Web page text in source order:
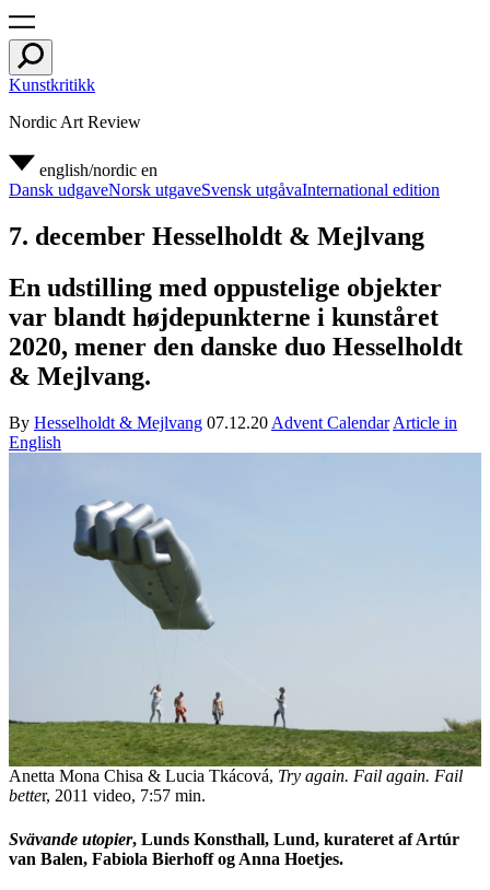
Kunstkritikk
Nordic Art Review
english/nordic en
Dansk udgaveNorsk utgaveSvensk utgåvaInternational edition
7. december Hesselholdt & Mejlvang
En udstilling med oppustelige objekter
var blandt højdepunkterne i kunståret
2020, mener den danske duo Hesselholdt
& Mejlvang.
By Hesselholdt & Mejlvang 07.12.20 Advent Calendar Article in
English
Anetta Mona Chisa & Lucia Tkácová, Try again. Fail again. Fail
better, 2011 video, 7:57 min.
Svävande utopier, Lunds Konsthall, Lund, kurateret af Artúr
van Balen, Fabiola Bierhoff og Anna Hoetjes.